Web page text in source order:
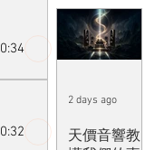
0:34
0:32
天價音響教
2 days ago